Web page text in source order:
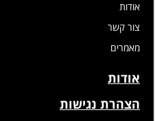
אודות
צור קשר
מאמרים
אודות
הצהרת נגישות